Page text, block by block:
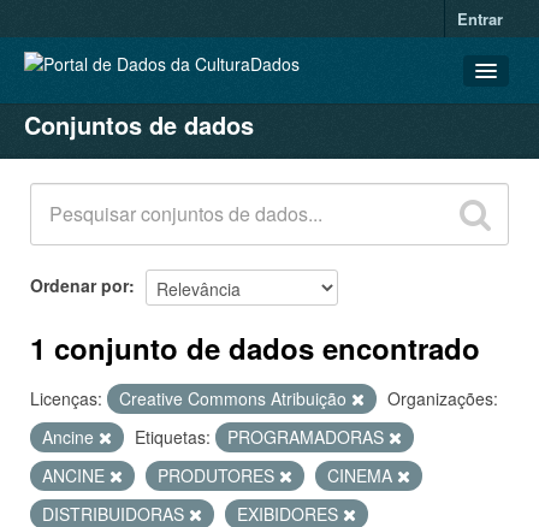
Entrar
CONJUNTOS DE DADOS
ORGANIZAÇÕES
GRUPOS
SOBRE
Conjuntos de dados
Ordenar por
1 conjunto de dados encontrado
Licenças: Creative Commons Atribuição
Organizações:
Ancine
Etiquetas:
PROGRAMADORAS
ANCINE
PRODUTORES
CINEMA
DISTRIBUIDORAS
EXIBIDORES